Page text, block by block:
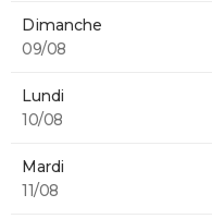
Dimanche
09/08
Lundi
10/08
Mardi
11/08